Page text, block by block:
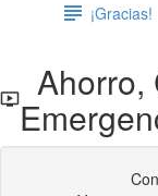
¡Gracias!
Ahorro,